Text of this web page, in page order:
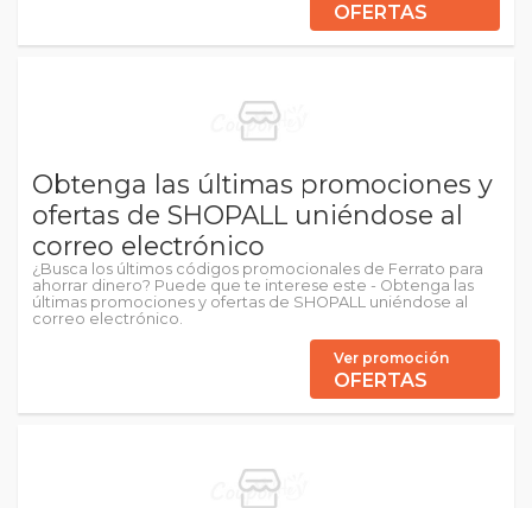
OFERTAS
Obtenga las últimas promociones y
ofertas de SHOPALL uniéndose al
correo electrónico
¿Busca los últimos códigos promocionales de Ferrato para
ahorrar dinero? Puede que te interese este - Obtenga las
últimas promociones y ofertas de SHOPALL uniéndose al
correo electrónico.
Ver promoción
OFERTAS